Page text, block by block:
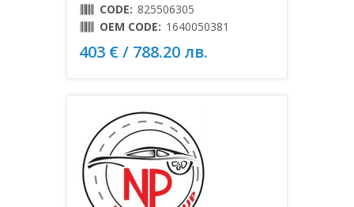
CODE: 825506305
OEM CODE: 1640050381
403 € / 788.20 лв.